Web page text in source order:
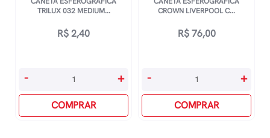
TRILUX 032 MEDIUM...
R$2,40
Caneta
032
- +
COMPRAR
CROWN LIVERPOOL C...
R$76,00
Caneta
Liverpool
- +
COMPRAR